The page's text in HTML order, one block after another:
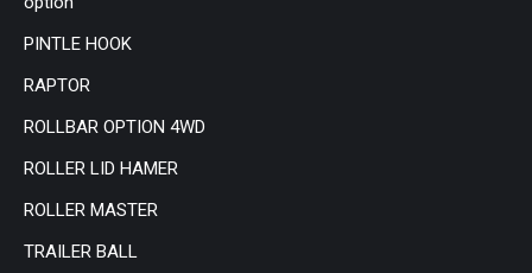
PINTLE HOOK
RAPTOR
ROLLBAR OPTION 4WD
ROLLER LID HAMER
ROLLER MASTER
TRAILER BALL